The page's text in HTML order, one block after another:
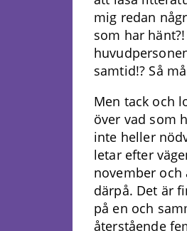
mig redan
som har
samtid!? Så
Men tack och
över vad som
inte heller
letar efter
november
därpå. Det är
på en och
återstående